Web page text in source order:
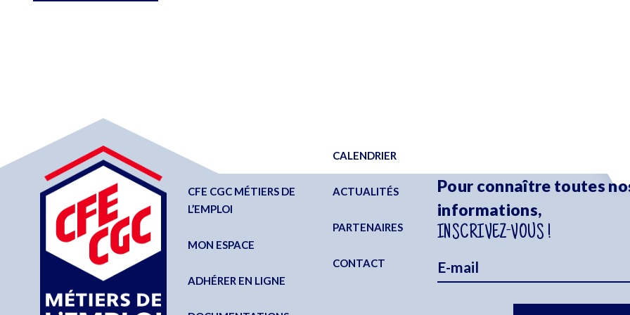
CFE CGC MÉTIERS DE
L’EMPLOI
MON ESPACE
ADHÉRER EN LIGNE
CALENDRIER
ACTUALITÉS
PARTENAIRES
CONTACT
Pour connaître toutes
informations,
INSCRIVEZ-VOUS !